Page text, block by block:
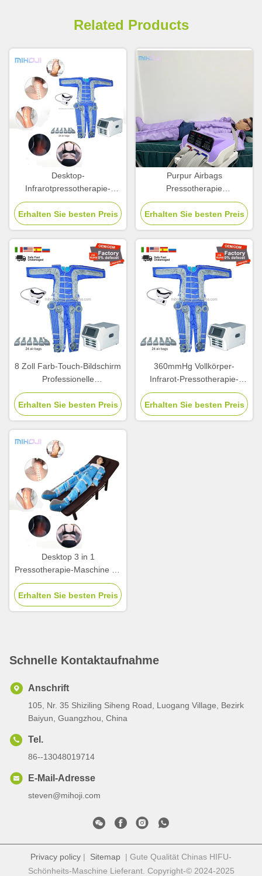
Related Products
Desktop-
Infrarotpressotherapie-
Maschine zur Abnehmen
und Entgiftung
Erhalten Sie besten Preis
Purpur Airbags
Pressotherapie
Lymphdrainage Maschine
400w Für Abnehmen
Erhalten Sie besten Preis
8 Zoll Farb-Touch-Bildschirm
Professionelle
Pressotherapie-Maschine für
Körper Abnehmen
Erhalten Sie besten Preis
360mmHg Vollkörper-
Infrarot-Pressotherapie-
Maschine 400W
Stromverbrauch
Erhalten Sie besten Preis
Desktop 3 in 1
Pressotherapie-Maschine für
die Beinentlastung
Erhalten Sie besten Preis
Schnelle Kontaktaufnahme
Anschrift
105, Nr. 35 Shiziling Siheng Road, Luogang Village, Bezirk
Baiyun, Guangzhou, China
Tel.
86--13048019714
E-Mail-Adresse
steven@mihoji.com
Privacy policy | Sitemap | Gute Qualität Chinas HIFU-
Schönheits-Maschine Lieferant. Copyright-© 2024-2025